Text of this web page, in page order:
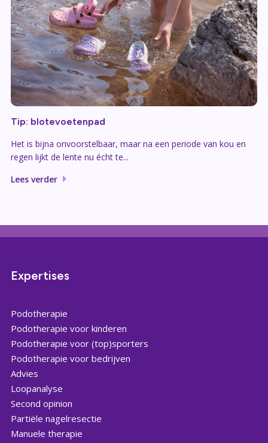
Tip: blotevoetenpad
Het is bijna onvoorstelbaar, maar na een periode van kou en
regen lijkt de lente nu écht te...
Lees verder
Expertises
Podotherapie
Podotherapie voor kinderen
Podotherapie voor (top)sporters
Podotherapie voor bedrijven
Advies
Loopanalyse
Second opinion
Partiële nagelresectie
Manuele therapie